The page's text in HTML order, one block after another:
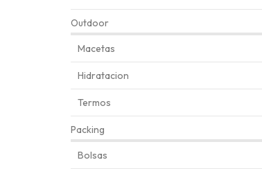
Outdoor
Macetas
Hidratacion
Termos
Packing
Bolsas